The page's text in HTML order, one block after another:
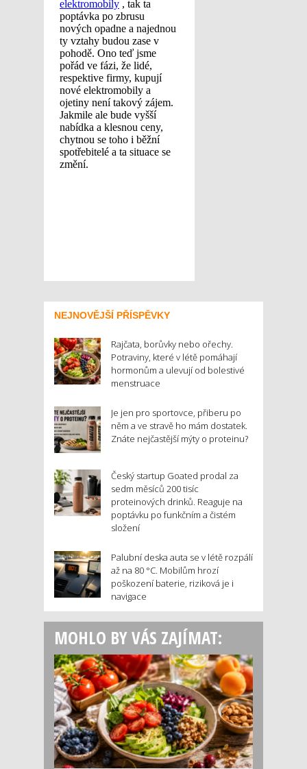
NEJNOVĚJŠÍ PŘÍSPĚVKY
Rajčata, borůvky nebo ořechy.
Potraviny, které v létě pomáhají
hormonům a ulevují od bolestivé
menstruace
Je jen pro sportovce, přiberu po
něm a ve stravě ho mám dostatek.
Znáte nejčastější mýty o proteinu?
Český startup Goated prodal za
sedm měsíců 200 tisíc
proteinových drinků. Reaguje na
poptávku po funkčním a čistém
složení
Palubní deska auta se v létě rozpálí
až na 80 °C. Mobilům hrozí
poškození baterie, riziková je i
navigace
MOHLO BY VÁS ZAJÍMAT: